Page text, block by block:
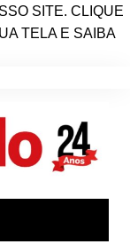
SITE. CLIQUE
TELA E SAIBA